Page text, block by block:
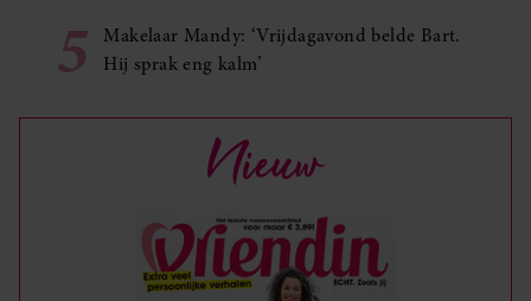
5
Makelaar Mandy: ‘Vrijdagavond belde Bart.
Hij sprak eng kalm’
Nieuw